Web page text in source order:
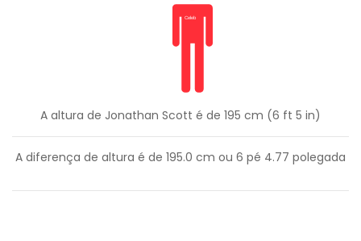
A altura de Jonathan Scott é de 195 cm (6 ft 5 in)
A diferença de altura é de 195.0 cm ou 6 pé 4.77 polegada